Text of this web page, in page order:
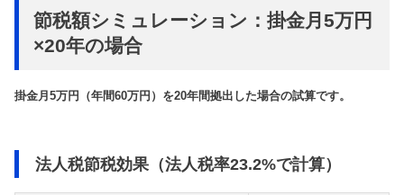
節税額シミュレーション：掛金月5万円
×20年の場合
掛金月5万円（年間60万円）を20年間拠出した場合の試算です。
法人税節税効果（法人税率23.2%で計算）